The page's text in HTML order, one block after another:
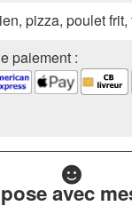
pizza, poulet
paiement :
avec